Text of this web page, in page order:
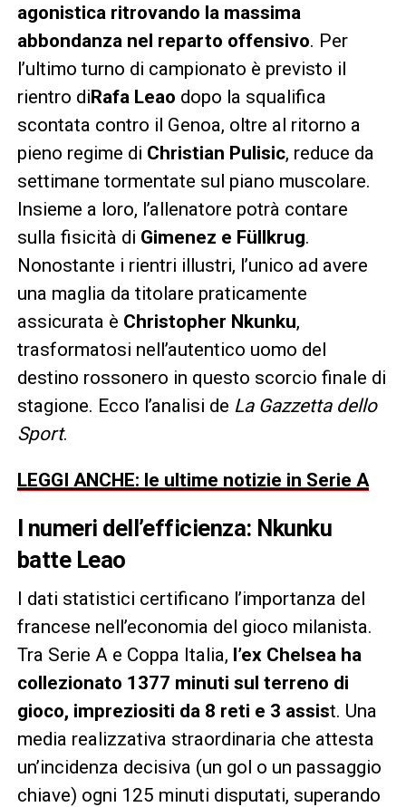
agonistica ritrovando la massima
abbondanza nel reparto offensivo. Per
l’ultimo turno di campionato è previsto il
rientro diRafa Leao dopo la squalifica
scontata contro il Genoa, oltre al ritorno a
pieno regime di Christian Pulisic, reduce da
settimane tormentate sul piano muscolare.
Insieme a loro, l’allenatore potrà contare
sulla fisicità di Gimenez e Füllkrug.
Nonostante i rientri illustri, l’unico ad avere
una maglia da titolare praticamente
assicurata è Christopher Nkunku,
trasformatosi nell’autentico uomo del
destino rossonero in questo scorcio finale di
stagione. Ecco l’analisi de La Gazzetta dello
Sport.
LEGGI ANCHE: le ultime notizie in Serie A
I numeri dell’efficienza: Nkunku
batte Leao
I dati statistici certificano l’importanza del
francese nell’economia del gioco milanista.
Tra Serie A e Coppa Italia, l’ex Chelsea ha
collezionato 1377 minuti sul terreno di
gioco, impreziositi da 8 reti e 3 assist. Una
media realizzativa straordinaria che attesta
un’incidenza decisiva (un gol o un passaggio
chiave) ogni 125 minuti disputati, superando